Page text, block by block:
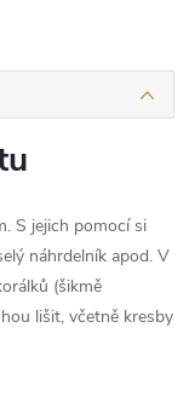
S jejich pomocí si
náhrdelník apod. V
(šikmě
lišit, včetně kresby